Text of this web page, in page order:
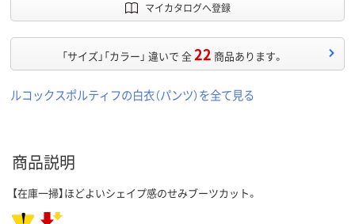
マイカタログへ登録
「サイズ」「カラー」 違いで 全22 商品あります。
ルコックスポルティフの白衣（パンツ）を全て見る
商品説明
【在庫一掃】ほどよいシェイプ感のせみブーツカット。